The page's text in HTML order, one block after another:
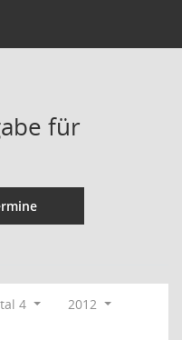
für
4
2012